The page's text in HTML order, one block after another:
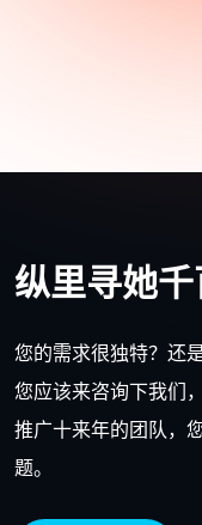
纵里寻她
您的需求很独特？还
您应该来咨询下我们
推广十来年的团队，
题。